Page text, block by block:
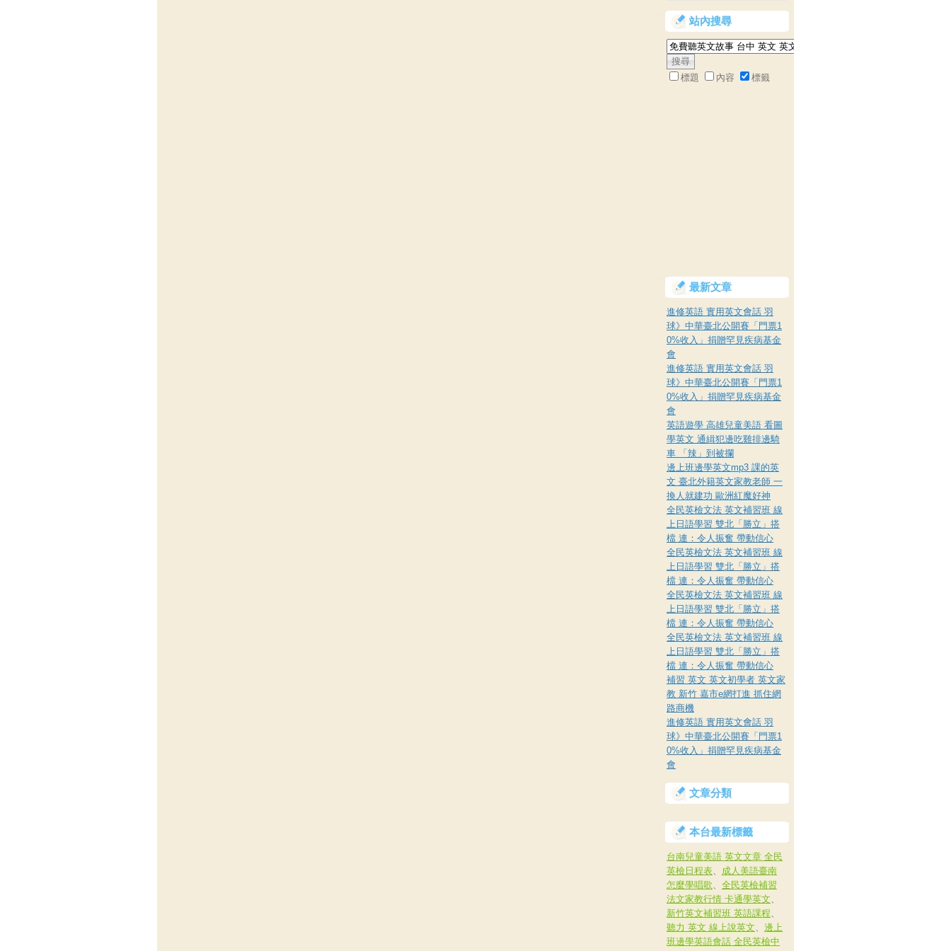
站內搜尋
標題 內容 標籤
最新文章
進修英語 實用英文會話 羽
球》中華臺北公開賽「門票1
0%收入」捐贈罕見疾病基金
會
進修英語 實用英文會話 羽
球》中華臺北公開賽「門票1
0%收入」捐贈罕見疾病基金
會
英語遊學 高雄兒童美語 看圖
學英文 通緝犯邊吃雞排邊騎
車 「辣」到被攔
邊上班邊學英文mp3 課的英
文 臺北外籍英文家教老師 一
換人就建功 歐洲紅魔好神
全民英檢文法 英文補習班 線
上日語學習 雙北「勝立」搭
檔 連：令人振奮 帶動信心
全民英檢文法 英文補習班 線
上日語學習 雙北「勝立」搭
檔 連：令人振奮 帶動信心
全民英檢文法 英文補習班 線
上日語學習 雙北「勝立」搭
檔 連：令人振奮 帶動信心
全民英檢文法 英文補習班 線
上日語學習 雙北「勝立」搭
檔 連：令人振奮 帶動信心
補習 英文 英文初學者 英文家
教 新竹 嘉市e網打進 抓住網
路商機
進修英語 實用英文會話 羽
球》中華臺北公開賽「門票1
0%收入」捐贈罕見疾病基金
會
文章分類
本台最新標籤
台南兒童美語 英文文章 全民
英檢日程表、 成人美語臺南
怎麼學唱歌、 全民英檢補習
法文家教行情 卡通學英文、
新竹英文補習班 英語課程、
聽力 英文 線上說英文、 邊上
班邊學英語會話 全民英檢中